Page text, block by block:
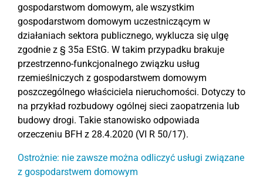
gospodarstwom domowym, ale wszystkim
gospodarstwom domowym uczestniczącym w
działaniach sektora publicznego, wyklucza się ulgę
zgodnie z § 35a EStG. W takim przypadku brakuje
przestrzenno-funkcjonalnego związku usług
rzemieślniczych z gospodarstwem domowym
poszczególnego właściciela nieruchomości. Dotyczy to
na przykład rozbudowy ogólnej sieci zaopatrzenia lub
budowy drogi. Takie stanowisko odpowiada
orzeczeniu BFH z 28.4.2020 (VI R 50/17).
Ostrożnie: nie zawsze można odliczyć usługi związane
z gospodarstwem domowym